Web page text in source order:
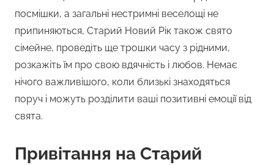
посмішки, а загальні нестримні веселощі не
припиняються, Старий Новий Рік також свято
сімейне, проведіть ще трошки часу з рідними,
розкажіть їм про свою вдячність і любов. Немає
нічого важливішого, коли близькі знаходяться
поруч і можуть розділити ваші позитивні емоції від
свята.
Привітання на Старий